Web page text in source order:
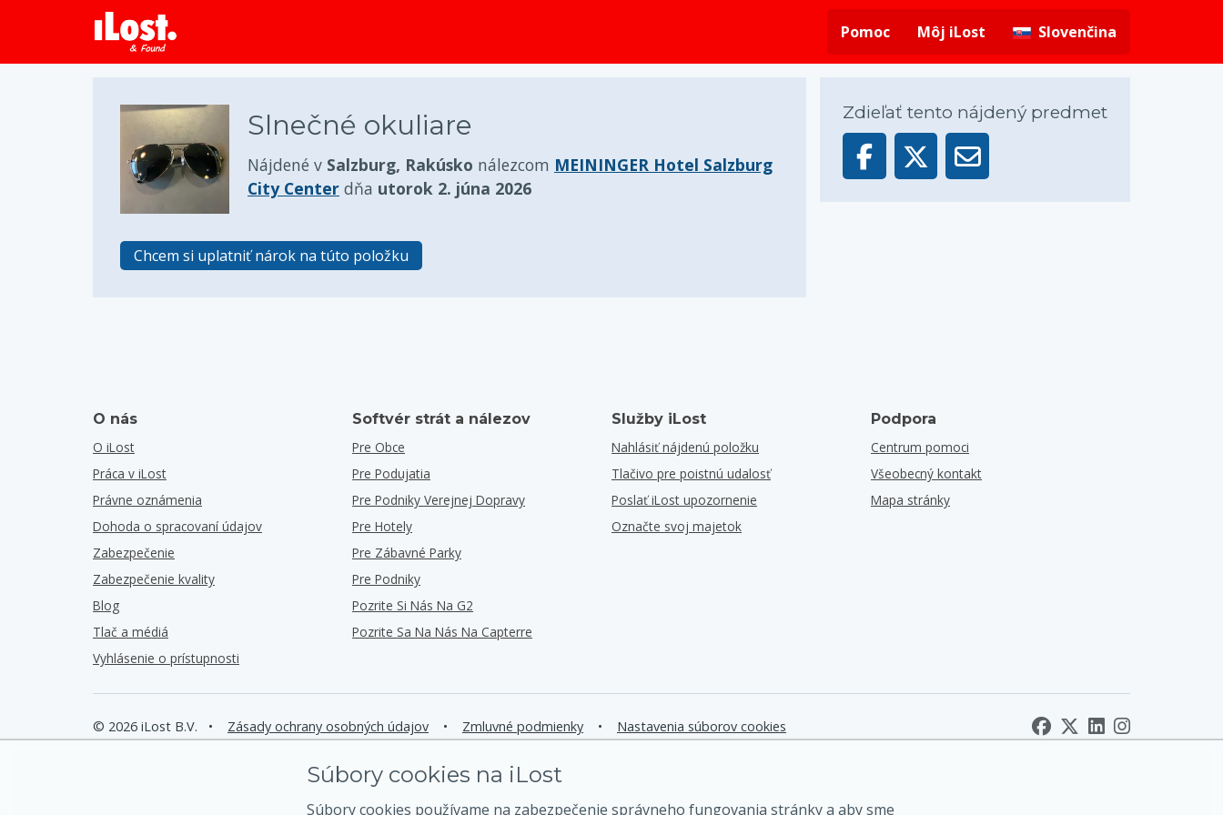
Pomoc Môj iLost Slovenčina
Slnečné okuliare
Nájdené v Salzburg, Rakúsko nálezcom MEININGER Hotel Salzburg
City Center dňa utorok 2. júna 2026
Chcem si uplatniť nárok na túto položku
Zdieľať tento nájdený predmet
O nás
O iLost
Práca v iLost
Právne oznámenia
Dohoda o spracovaní údajov
Zabezpečenie
Zabezpečenie kvality
Blog
Tlač a médiá
Vyhlásenie o prístupnosti
Softvér strát a nálezov
Pre Obce
Pre Podujatia
Pre Podniky Verejnej Dopravy
Pre Hotely
Pre Zábavné Parky
Pre Podniky
Pozrite Si Nás Na G2
Pozrite Sa Na Nás Na Capterre
Služby iLost
Nahlásiť nájdenú položku
Tlačivo pre poistnú udalosť
Poslať iLost upozornenie
Označte svoj majetok
Podpora
Centrum pomoci
Všeobecný kontakt
Mapa stránky
© 2026 iLost B.V. • Zásady ochrany osobných údajov • Zmluvné podmienky • Nastavenia súborov cookies
Súbory cookies na iLost
Súbory cookies používame na zabezpečenie správneho fungovania stránky a aby sme